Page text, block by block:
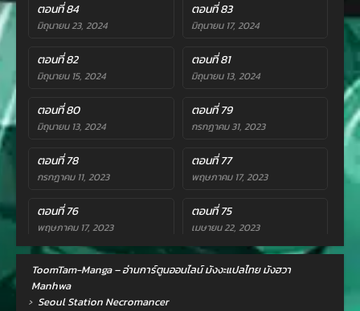
ตอนที่ 84
มิถุนายน 23, 2024
ตอนที่ 83
มิถุนายน 17, 2024
ตอนที่ 82
มิถุนายน 15, 2024
ตอนที่ 81
มิถุนายน 13, 2024
ตอนที่ 80
มิถุนายน 13, 2024
ตอนที่ 79
กรกฎาคม 31, 2023
ตอนที่ 78
กรกฎาคม 11, 2023
ตอนที่ 77
พฤษภาคม 17, 2023
ตอนที่ 76
พฤษภาคม 17, 2023
ตอนที่ 75
เมษายน 22, 2023
เมษายน 22, 2023
ตอนที่ 73
เมษายน 10, 2023
ToomTam-Manga – อ่านการ์ตูนออนไลน์ มังงะแปลไทย มังฮวา
Manhwa
› Seoul Station Necromancer